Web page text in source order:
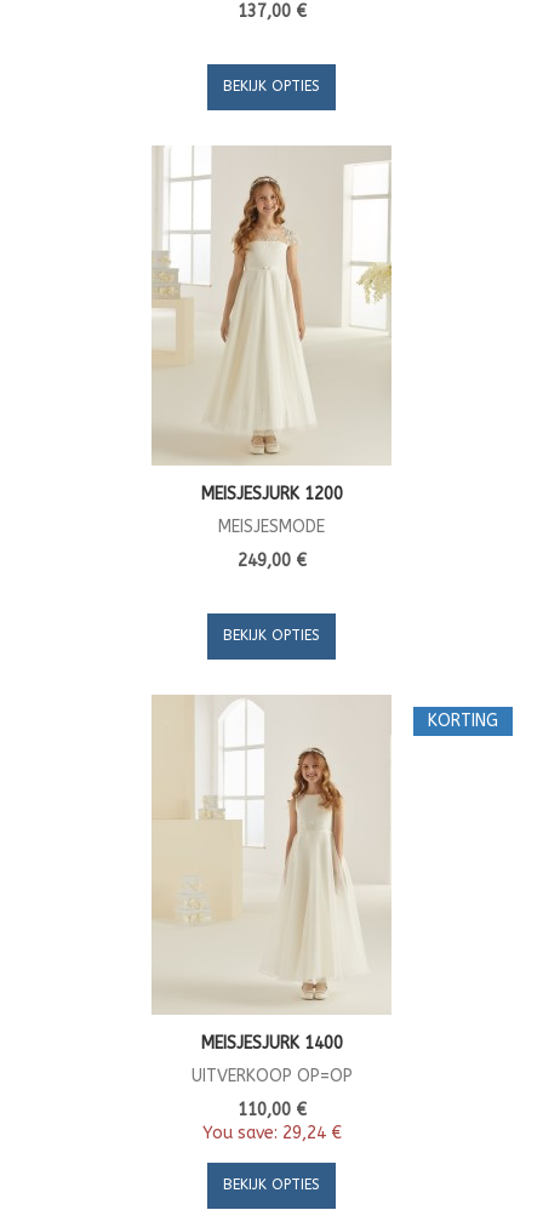
137,00 €
BEKIJK OPTIES
MEISJESJURK 1200
MEISJESMODE
249,00 €
BEKIJK OPTIES
KORTING
MEISJESJURK 1400
UITVERKOOP OP=OP
110,00 €
You save: 29,24 €
BEKIJK OPTIES